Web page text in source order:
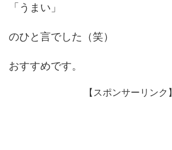
「うまい」
のひと言でした（笑）
おすすめです。
【スポンサーリンク】